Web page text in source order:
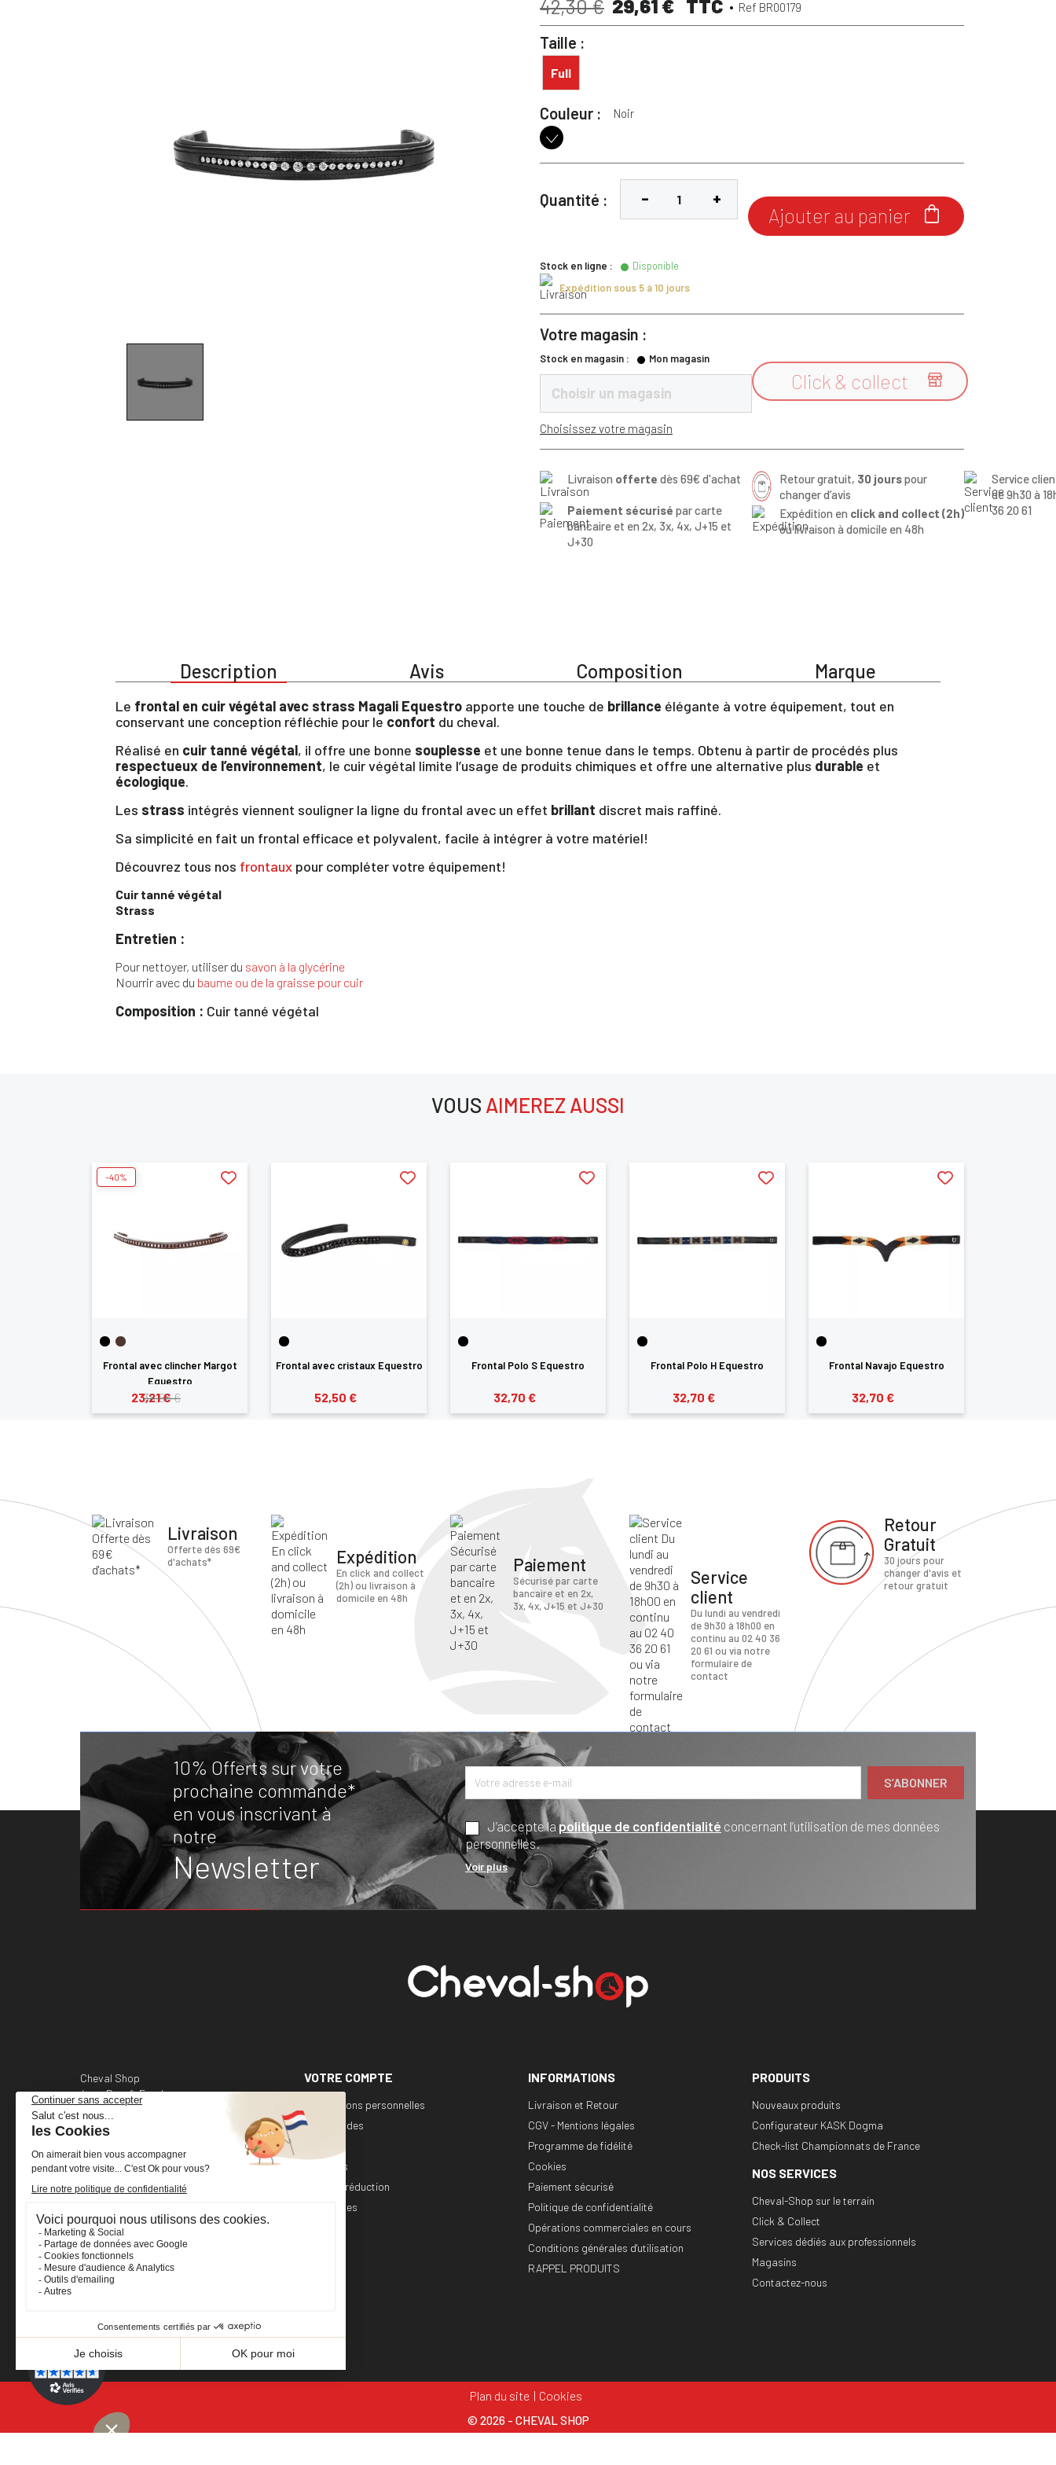
42,30 € 29,61 € TTC Ref BR00179
Taille :
Full
Couleur : Noir
Noir
Quantité :
Stock en ligne :
Disponible
Expédition sous 5 à 10 jours

Ajouter au panier
Votre magasin :
Stock en magasin : Mon magasin
Choisir un magasin
Choisissez votre magasin

Click & collect
Livraison offerte dès 69€ d'achat
Paiement sécurisé par carte
bancaire et en 2x, 3x, 4x, J+15 et
J+30
Retour gratuit, 30 jourspour
changer d’avis
Expédition en click and collect (2h)
ou livraison à domicile en 48h
Service
de 9h30 à
36 20 61
Description Avis Composition Marque
Le frontal en cuir végétal avec strass Magali Equestro apporte une touche de brillance élégante à votre équipement, tout en
conservant une conception réfléchie pour le confort du cheval.
Réalisé en cuir tanné végétal, il offre une bonne souplesse et une bonne tenue dans le temps. Obtenu à partir de procédés plus
respectueux de l’environnement, le cuir végétal limite l’usage de produits chimiques et offre une alternative plus durable et
écologique.
Les strass intégrés viennent souligner la ligne du frontal avec un effet brillant discret mais raffiné.
Sa simplicité en fait un frontal efficace et polyvalent, facile à intégrer à votre matériel!
Découvrez tous nos frontaux pour compléter votre équipement!
Cuir tanné végétal
Strass
Entretien :
Pour nettoyer, utiliser du savon à la glycérine
Nourrir avec du baume ou de la graisse pour cuir
Composition : Cuir tanné végétal
VOUS AIMEREZ AUSSI
Frontal avec clincher Margot
Equestro
38,68 €
23,21 €
-40%
Frontal avec cristaux Equestro
52,50 €
Frontal Polo S Equestro
32,70 €
Frontal Polo H Equestro
32,70 €
Frontal Navajo Equestro
32,70 €
Livraison
Offerte dès 69€
d'achats*
Expédition
En click and collect
(2h) ou livraison à
domicile en 48h
Paiement
Sécurisé par carte
bancaire et en 2x,
3x, 4x, J+15 et J+30
Service
client
Du lundi au vendredi
de 9h30 à 18h00 en
continu au 02 40 36
20 61 ou via notre
formulaire de
contact
Retour
Gratuit
30 jours pour
changer d'avis et
retour gratuit
10% Offerts sur votre
prochaine commande*
en vous inscrivant à
notre
Newsletter
J’accepte la politique de confidentialité concernant l’utilisation de mes données
personnelles.
Voir plus
Cheval Shop
4 rue Benoît Frachon
44800 Saint-Herblain
France
+33 (0)2 40 36 20 61
boutique@cheval-shop.com
VOTRE COMPTE
Informations personnelles
Commandes
Adresses
Bons de réduction
Mes alertes
INFORMATIONS
Livraison et Retour
CGV - Mentions légales
Programme de fidélité
Cookies
Paiement sécurisé
Politique de confidentialité
Opérations commerciales en cours
Conditions générales d'utilisation
RAPPEL PRODUITS
PRODUITS
Nouveaux produits
Configurateur KASK Dogma
Check-list Championnats de France
NOS SERVICES
Cheval-Shop sur le terrain
Click & Collect
Services dédiés aux professionnels
Magasins
Contactez-nous
Plan du site Cookies
© 2026 - CHEVAL SHOP
×
ANNULER SE CONNECTER